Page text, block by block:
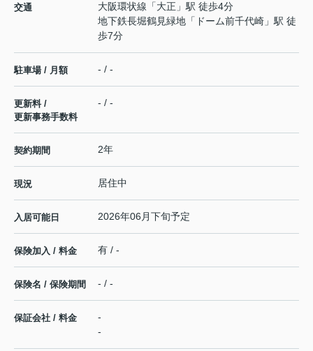
交通 大阪環状線 「大正 」駅 徒歩4分
地下鉄長堀鶴見緑地 「 ドーム前千代崎 」駅 徒
歩7分
駐車場 / 月額 - / -
更新料 /
更新事務手数料
- / -
契約期間 2年
現況 居住中
入居可能日 2026年06月下旬予定
保険加入 / 料金 有 / -
保険名 / 保険期間 - / -
保証会社 / 料金
-
-